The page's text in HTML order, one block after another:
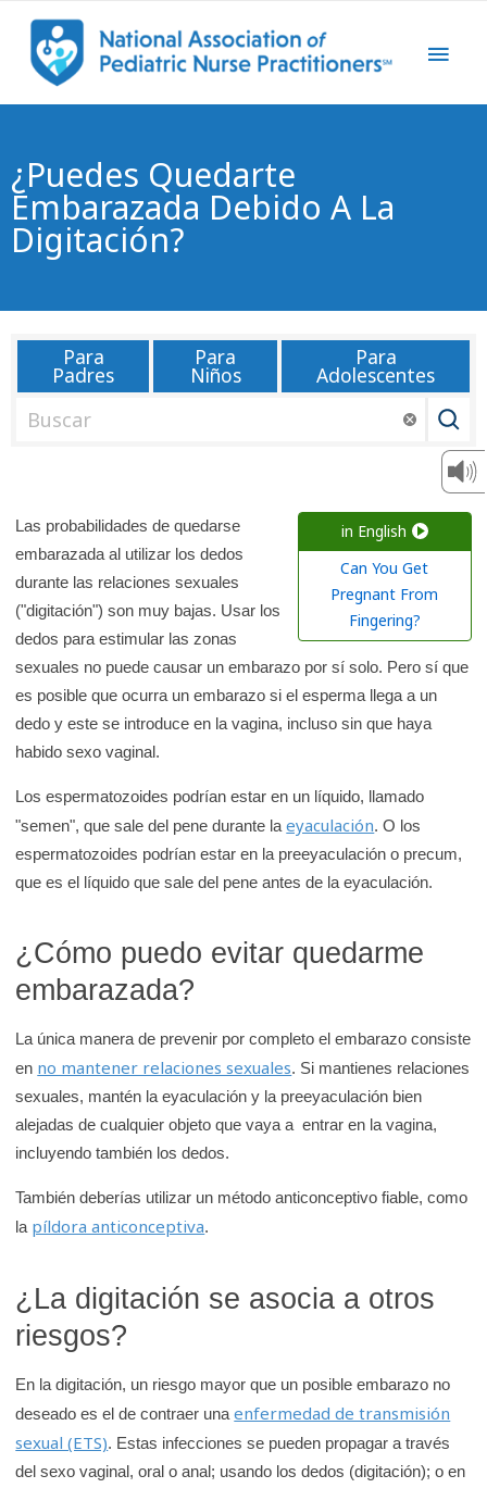
¿Puedes Quedarte
Embarazada Debido A La
Digitación?
Para
Padres
Para
Niños
Para
Adolescentes
a
r
e
n
l
a
b
i
b
l
i
o
t
a
d
d
s
e
a
h
in English
Can You Get
Pregnant From
Fingering?
Las probabilidades de quedarse
embarazada al utilizar los dedos
durante las relaciones sexuales
("digitación") son muy bajas. Usar los
dedos para estimular las zonas
sexuales no puede causar un embarazo por sí solo. Pero sí que
es posible que ocurra un embarazo si el esperma llega a un
dedo y este se introduce en la vagina, incluso sin que haya
habido sexo vaginal.
Los espermatozoides podrían estar en un líquido, llamado
"semen", que sale del pene durante laeyaculación. O los
espermatozoides podrían estar en la preeyaculación o precum,
que es el líquido que sale del pene antes de la eyaculación.
¿Cómo puedo evitar quedarme
embarazada?
La única manera de prevenir por completo el embarazo consiste
en no mantener relaciones sexuales. Si mantienes relaciones
sexuales, mantén la eyaculación y la preeyaculación bien
alejadas de cualquier objeto que vaya a entrar en la vagina,
incluyendo también los dedos.
También deberías utilizar un método anticonceptivo fiable, como
la píldora anticonceptiva.
¿La digitación se asocia a otros
riesgos?
En la digitación, un riesgo mayor que un posible embarazo no
deseado es el de contraer unaenfermedad de transmisión
sexual (ETS). Estas infecciones se pueden propagar a través
del sexo vaginal, oral o anal; usando los dedos (digitación); o en